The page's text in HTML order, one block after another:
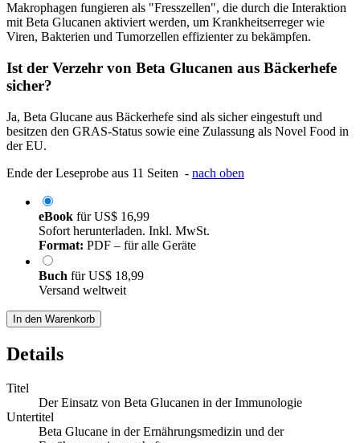
Makrophagen fungieren als "Fresszellen", die durch die Interaktion
mit Beta Glucanen aktiviert werden, um Krankheitserreger wie
Viren, Bakterien und Tumorzellen effizienter zu bekämpfen.
Ist der Verzehr von Beta Glucanen aus Bäckerhefe
sicher?
Ja, Beta Glucane aus Bäckerhefe sind als sicher eingestuft und
besitzen den GRAS-Status sowie eine Zulassung als Novel Food in
der EU.
Ende der Leseprobe aus 11 Seiten - nach oben
eBook fürUS$ 16,99
Sofort herunterladen. Inkl. MwSt.
Format: PDF – für alle Geräte
Buch fürUS$ 18,99
Versand weltweit
In den Warenkorb
Details
Titel
Der Einsatz von Beta Glucanen in der Immunologie
Untertitel
Beta Glucane in der Ernährungsmedizin und der